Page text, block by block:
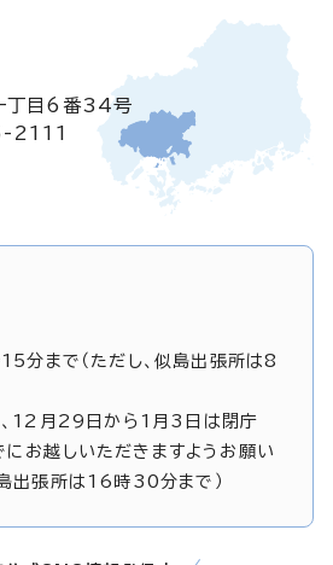
丁目6番34号
2111
まで（ただし、似島出張所は8
、12月29日から1月3日は閉庁
お越しいただきますようお願い
島出張所は16時30分まで）